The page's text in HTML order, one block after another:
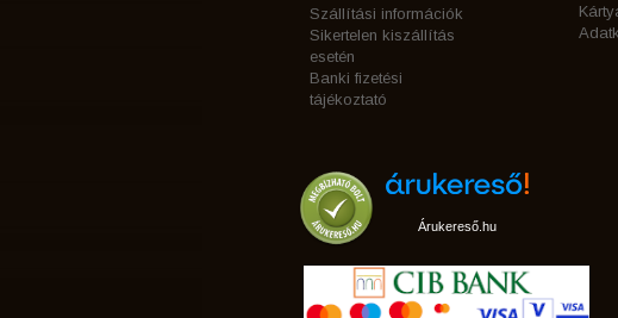
Szállítási információk
Sikertelen kiszállítás
esetén
Banki fizetési
tájékoztató
Árukereső.hu